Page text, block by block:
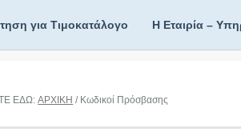
για Τιμοκατάλογο Η Εταιρία –
ΕΔΩ:ΑΡΧΙΚΗ / Κωδικοί Πρόσβασης